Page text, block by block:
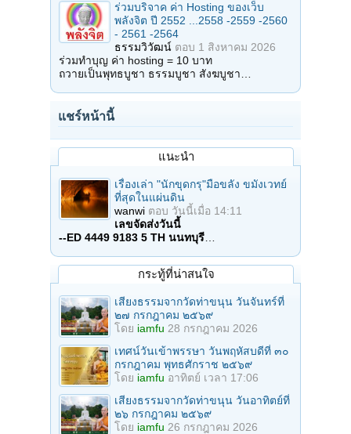
ร่วมบริจาค ค่า Hosting ของเว็บ
พลังจิต ปี 2552 ...2558 -2559 -2560
- 2561 -2564
ธรรมวิวัฒน์ ตอบ 1 สิงหาคม 2026
ร่วมทำบุญ ค่า hosting = 10 บาท
ถวายเป็นพุทธบูชา ธรรมบูชา สังฆบูชา…
แชร์หน้านี้
แนะนำ
เรื่องเล่า "นักขุดกรุ"มือขลัง ขมังเวทย์
ที่สุดในแผ่นดิน
wanwi ตอบ วันนี้เมื่อ 14:11
เลขจัดส่งวันนี้
--ED 4449 9183 5 TH นนทบุรี
กระทู้ที่น่าสนใจ
เสียงธรรมจากวัดท่าขนุน วันจันทร์ที่
๒๗ กรกฎาคม ๒๕๖๙
โดย iamfu 28 กรกฎาคม 2026
เทศน์วันเข้าพรรษา วันพฤหัสบดีที่ ๓๐
กรกฎาคม พุทธศักราช ๒๕๖๙
โดย iamfu อาทิตย์ เวลา 17:06
เสียงธรรมจากวัดท่าขนุน วันอาทิตย์ที่
๒๖ กรกฎาคม ๒๕๖๙
โดย iamfu 26 กรกฎาคม 2026